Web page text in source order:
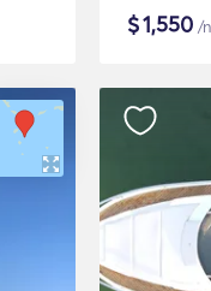
$1,550 /